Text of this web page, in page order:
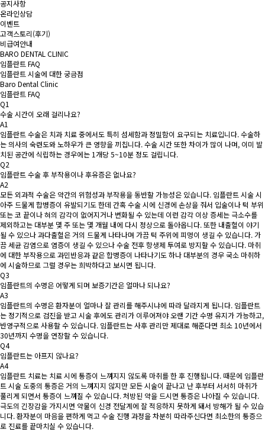
공지사항
온라인상담
이벤트
고객스토리(후기)
비급여안내
BARO DENTAL CLINIC
임플란트 FAQ
임플란트 시술에 대한 궁금점
Baro Dental Clinic
임플란트 FAQ
Q1
수술 시간이 오래 걸리나요?
A1
임플란트 수술은 치과 치료 중에서도 특히 섬세함과 정밀함이 요구되는 치료입니다. 수술하
는 의사의 숙련도와 노하우가 큰 영향을 끼칩니다. 수술 시간 또한 차이가 많이 나며, 이미 발
치된 공간에 식립하는 경우에는 1개당 5~10분 정도 걸립니다.
Q2
임플란트 수술 후 부작용이나 후유증은 없나요?
A2
모든 외과적 수술은 약간의 위험성과 부작용을 동반할 가능성은 있습니다. 임플란트 시술 시
아주 드물게 합병증이 유발되기도 한데 간혹 수술 시에 신경에 손상을 줘서 입술이나 턱 부위
또는 코 끝이나 혀의 감각이 없어지거나 변화될 수 있는데 이런 감각 이상 증세는 극소수를
제외하고는 대부분 몇 주 또는 몇 개월 내에 다시 정상으로 돌아옵니다. 또한 내출혈이 야기
될 수 있으나 과다출혈은 거의 드물게 나타나며 가끔 턱 주위에 피멍이 생길 수 있습니다. 가
끔 세균 감염으로 염증이 생길 수 있으나 수술 전후 항생제 투여로 방지할 수 있습니다. 마취
에 대한 부작용으로 과민반응과 같은 합병증이 나타나기도 하나 대부분의 경우 국소 마취하
에 시술하므로 그럴 경우는 희박하다고 보시면 됩니다.
Q3
임플란트의 수명은 어떻게 되며 보증기간은 얼마나 되나요?
A3
임플란트의 수명은 환자분이 얼마나 잘 관리를 해주시냐에 따라 달라지게 됩니다. 임플란트
는 정기적으로 검진을 받고 시술 후에도 관리가 이루어져야 오랜 기간 수명 유지가 가능하고,
반영구적으로 사용할 수 있습니다. 임플란트는 사후 관리만 제대로 해준다면 최소 10년에서
30년까지 수명을 연장할 수 있습니다.
Q4
임플란트는 아프지 않나요?
A4
임플란트 치료는 치료 시에 통증이 느껴지지 않도록 마취를 한 후 진행됩니다. 때문에 임플란
트 시술 도중의 통증은 거의 느껴지지 않지만 모든 시술이 끝나고 난 후부터 서서히 마취가
풀리게 되면서 통증이 느껴질 수 있습니다. 처방된 약을 드시면 통증은 나아질 수 있습니다.
극도의 긴장감을 가지시면 약물이 신경 전달계에 잘 적응하지 못하게 돼서 방해가 될 수 있습
니다. 환자분이 마음을 편하게 먹고 수술 진행 과정을 차분히 따라주신다면 최소한의 통증으
로 진료를 끝마치실 수 있습니다.